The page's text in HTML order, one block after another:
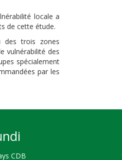
locale a
de cette étude.
des trois zones
vulnérabilité des
spécialement
par les
CDB